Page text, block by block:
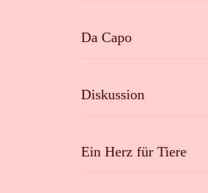
Da Capo
Diskussion
Ein Herz für Tiere